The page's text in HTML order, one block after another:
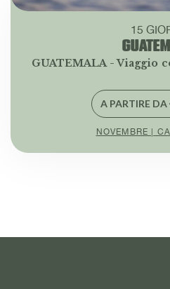
15
GUATEMALA - Viaggio
A PARTIRE DA
NOVEMBRE |